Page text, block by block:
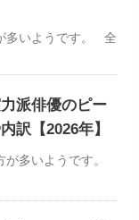
多いようです。 全
派俳優のピー
訳【2026年】
が多いようです。